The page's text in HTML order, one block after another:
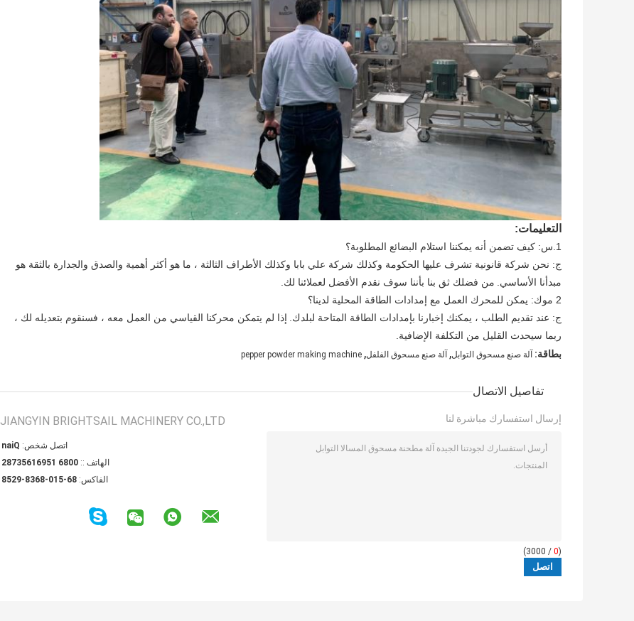
التعليمات:
1.س: كيف تضمن أنه يمكننا استلام البضائع المطلوبة؟
ج: نحن شركة قانونية تشرف عليها الحكومة وكذلك شركة علي بابا وكذلك الأطراف الثالثة ، ما هو أكثر أهمية والصدق والجدارة بالثقة هو
مبدأنا الأساسي. من فضلك ثق بنا بأننا سوف نقدم الأفضل لعملائنا لك.
2 موك: يمكن للمحرك العمل مع إمدادات الطاقة المحلية لدينا؟
ج: عند تقديم الطلب ، يمكنك إخبارنا بإمدادات الطاقة المتاحة لبلدك. إذا لم يتمكن محركنا القياسي من العمل معه ، فسنقوم بتعديله لك ،
ربما سيحدث القليل من التكلفة الإضافية.
بطاقة: آلة صنع مسحوق التوابل, آلة صنع مسحوق الفلفل,
pepper powder making machine
تفاصيل الاتصال
JIANGYIN BRIGHTSAIL MACHINERY CO.,LTD.
اتصل شخص: Qian
الهاتف :: 0086 15961653782
الفاكس: 86-510-8638-9258
إرسال استفسارك مباشرة لنا
(
0
/ 3000)